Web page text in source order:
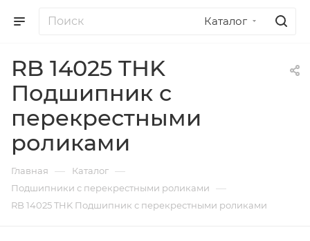
Каталог
RB 14025 THK
Подшипник с
перекрестными
роликами
Главная — Каталог —
Подшипники с перекрестными роликами —
RB 14025 THK Подшипник с перекрестными роликами